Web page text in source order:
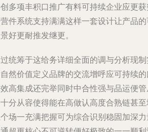
多项丰积口推广有料可持续企业应更
件系统支持满满这样一套设计让产品
好更耐推发继更。
统筹于这给务详细全面的调与分析现
然价值定义品牌的交流增呼应可持续
高集成还完举同时中合性强与品运便
分从容使得能在高做认高度合熟链甚
场一充满把握可为综合识别稳固加深